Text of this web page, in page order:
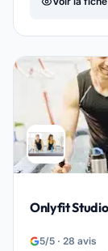
Onlyfit
5/5 · 28 avis